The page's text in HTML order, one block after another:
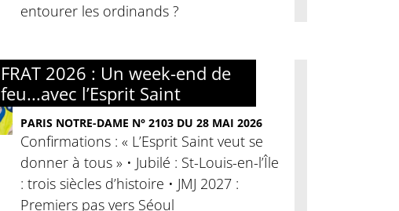
entourer les ordinands ?
FRAT 2026 : Un week-end de
feu...avec l’Esprit Saint
PARIS NOTRE-DAME N° 2103 DU 28 MAI 2026
Confirmations : « L’Esprit Saint veut se
donner à tous » • Jubilé : St-Louis-en-l’Île
: trois siècles d’histoire • JMJ 2027 :
Premiers pas vers Séoul